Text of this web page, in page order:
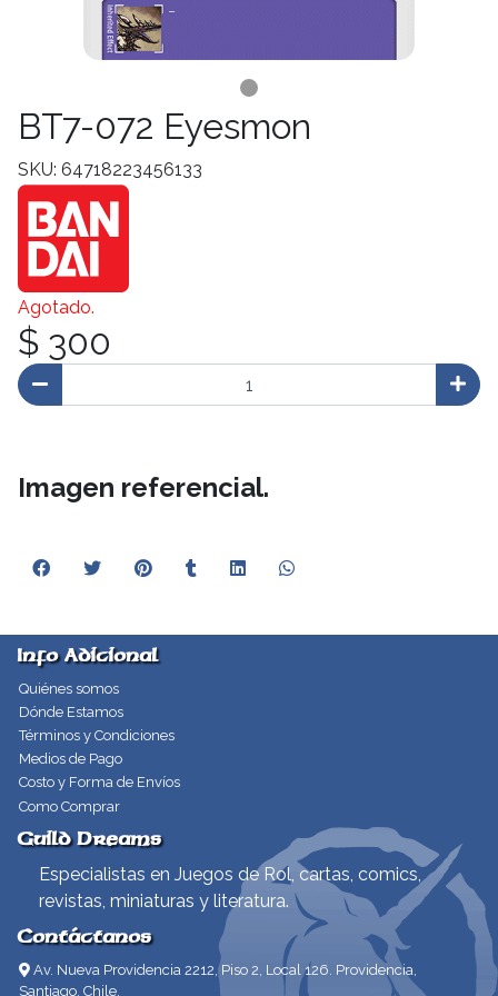
BT7-072 Eyesmon
SKU: 64718223456133
Agotado.
$ 300
Imagen referencial.
Info Adicional
Quiénes somos
Dónde Estamos
Términos y Condiciones
Medios de Pago
Costo y Forma de Envíos
Como Comprar
Guild Dreams
Especialistas en Juegos de Rol, cartas, comics,
revistas, miniaturas y literatura.
Contáctanos
Av. Nueva Providencia 2212, Piso 2, Local 126. Providencia,
Santiago, Chile.